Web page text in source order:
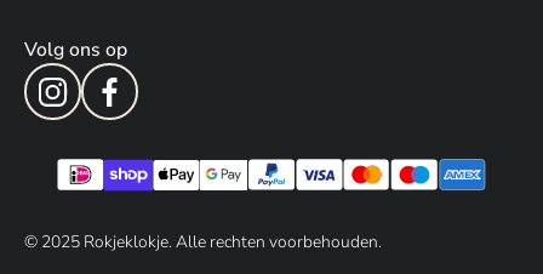
Volg ons op
© 2025Rokjeklokje. Alle rechten voorbehouden.